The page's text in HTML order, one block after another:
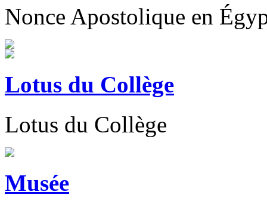
Nonce Apostolique en
Lotus du Collège
Lotus du Collège
Musée